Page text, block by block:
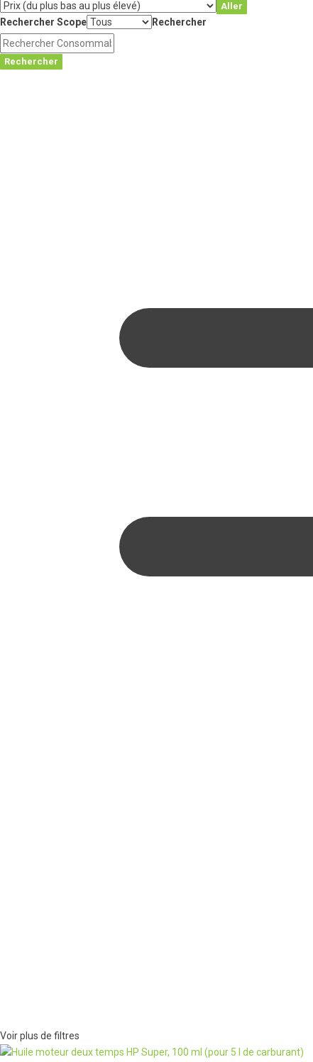
Aller
Rechercher Scope Rechercher
Rechercher
Voir plus de filtres